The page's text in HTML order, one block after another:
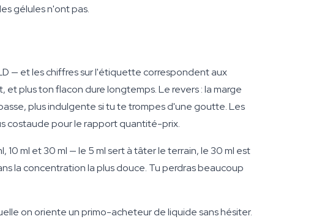
gélules n'ont pas.
— et les chiffres sur l'étiquette correspondent aux
plus ton flacon dure longtemps. Le revers : la marge
plus indulgente si tu te trompes d'une goutte. Les
costaude pour le rapport quantité-prix.
ml et 30 ml — le 5 ml sert à tâter le terrain, le 30 ml est
la concentration la plus douce. Tu perdras beaucoup
on oriente un primo-acheteur de liquide sans hésiter.